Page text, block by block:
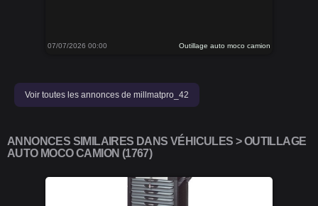
07/07/2026 00:00 Outillage auto moco camion
Voir toutes les annonces de millmatpro_42
ANNONCES SIMILAIRES DANS VÉHICULES > OUTILLAGE
AUTO MOCO CAMION (1767)